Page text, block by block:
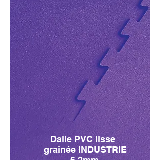
grainée INDUSTRIE
Dalle PVC lisse